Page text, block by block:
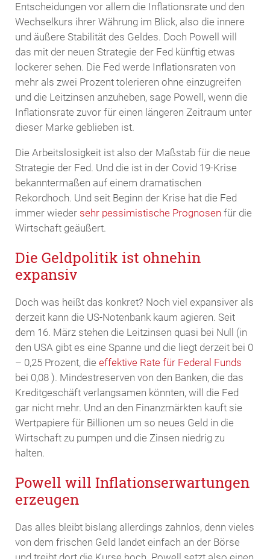
Entscheidungen vor allem die Inflationsrate und den
Wechselkurs ihrer Währung im Blick, also die innere
und äußere Stabilität des Geldes. Doch Powell will
das mit der neuen Strategie der Fed künftig etwas
lockerer sehen. Die Fed werde Inflationsraten von
mehr als zwei Prozent tolerieren ohne einzugreifen
und die Leitzinsen anzuheben, sage Powell, wenn die
Inflationsrate zuvor für einen längeren Zeitraum unter
dieser Marke geblieben ist.
Die Arbeitslosigkeit ist also der Maßstab für die neue
Strategie der Fed. Und die ist in der Covid 19-Krise
bekanntermaßen auf einem dramatischen
Rekordhoch. Und seit Beginn der Krise hat die Fed
immer wieder sehr pessimistische Prognosen für die
Wirtschaft geäußert.
Die Geldpolitik ist ohnehin
expansiv
Doch was heißt das konkret? Noch viel expansiver als
derzeit kann die US-Notenbank kaum agieren. Seit
dem 16. März stehen die Leitzinsen quasi bei Null (in
den USA gibt es eine Spanne und die liegt derzeit bei 0
– 0,25 Prozent, die effektive Rate für Federal Funds
bei 0,08 ). Mindestreserven von den Banken, die das
Kreditgeschäft verlangsamen könnten, will die Fed
gar nicht mehr. Und an den Finanzmärkten kauft sie
Wertpapiere für Billionen um so neues Geld in die
Wirtschaft zu pumpen und die Zinsen niedrig zu
halten.
Powell will Inflationserwartungen
erzeugen
Das alles bleibt bislang allerdings zahnlos, denn vieles
von dem frischen Geld landet einfach an der Börse